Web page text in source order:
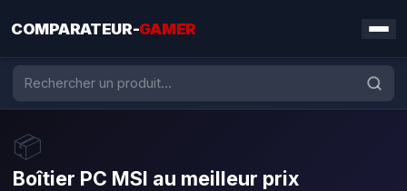
COMPARATEUR-GAMER
📦
Boîtier PC MSI au meilleur prix